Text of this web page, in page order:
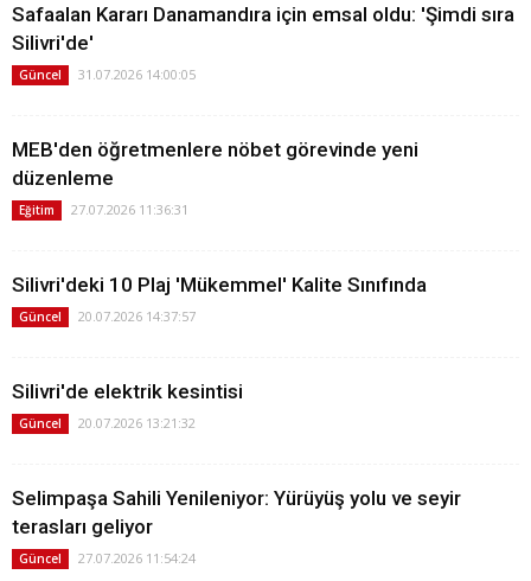
Safaalan Kararı Danamandıra için emsal oldu: 'Şimdi sıra
Silivri'de'
Güncel 31.07.2026 14:00:05
MEB'den öğretmenlere nöbet görevinde yeni
düzenleme
Eğitim 27.07.2026 11:36:31
Silivri'deki 10 Plaj 'Mükemmel' Kalite Sınıfında
Güncel 20.07.2026 14:37:57
Silivri'de elektrik kesintisi
Güncel 20.07.2026 13:21:32
Selimpaşa Sahili Yenileniyor: Yürüyüş yolu ve seyir
terasları geliyor
Güncel 27.07.2026 11:54:24